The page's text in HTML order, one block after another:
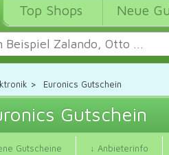
Top Shops Neue
> Euronics Gutschein
Gutschein
Gutscheine ↓ Anbieterinfo